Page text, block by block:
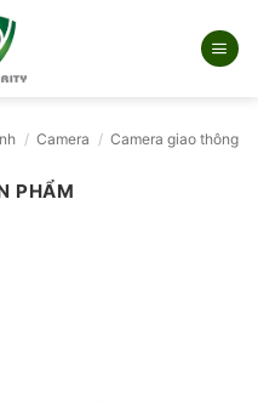
/ Camera / Camera giao thông
PHẨM